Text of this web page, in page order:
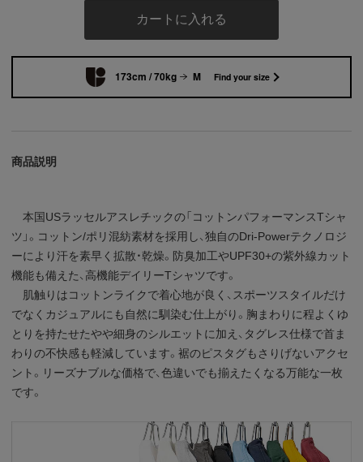
カートに入れる
173cm / 70kg M Find your size
商品説明
本国USラッセルアスレチックの「コットンパフォーマンスTシャ
ツ」。コットン/ポリ混紡素材を採用し、独自のDri-Powerテクノロジ
ーにより汗を素早く拡散・乾燥。防臭加工やUPF30+の紫外線カット
機能も備えた、高機能デイリーTシャツです。
肌触りはコットンライクで着心地が良く、スポーツスタイルだけ
でなくカジュアルにも自然に馴染む仕上がり。胸まわりに程よくゆ
とりを持たせたやや細身のシルエットに加え、タグレス仕様で首ま
わりの不快感も軽減しています。裾のピスタグもさりげないアクセ
ント。リーズナブルな価格で、色違いでも揃えたくなる万能な一枚
です。